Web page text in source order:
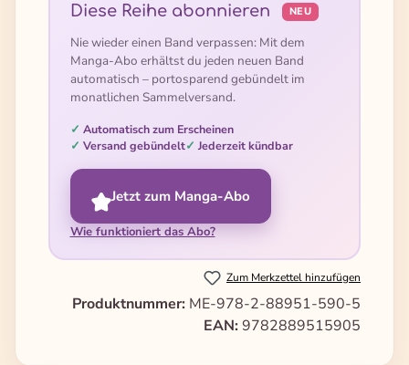
Diese Reihe abonnieren NEU
Nie wieder einen Band verpassen: Mit dem
Manga-Abo erhältst du jeden neuen Band
automatisch – portosparend gebündelt im
monatlichen Sammelversand.
Automatisch zum Erscheinen
Versand gebündelt
Jederzeit kündbar
Jetzt zum Manga-Abo
Wie funktioniert das Abo?
Zum Merkzettel hinzufügen
Produktnummer: ME-978-2-88951-590-5
EAN: 9782889515905